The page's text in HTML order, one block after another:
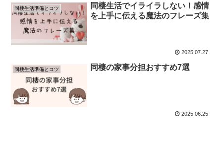
同棲生活準備とコツ
同棲生活でイライラしない！感情
を上手に伝える魔法のフレーズ集
2025.07.27
同棲生活準備とコツ 同棲の家事分担おすすめ7選
2025.06.25